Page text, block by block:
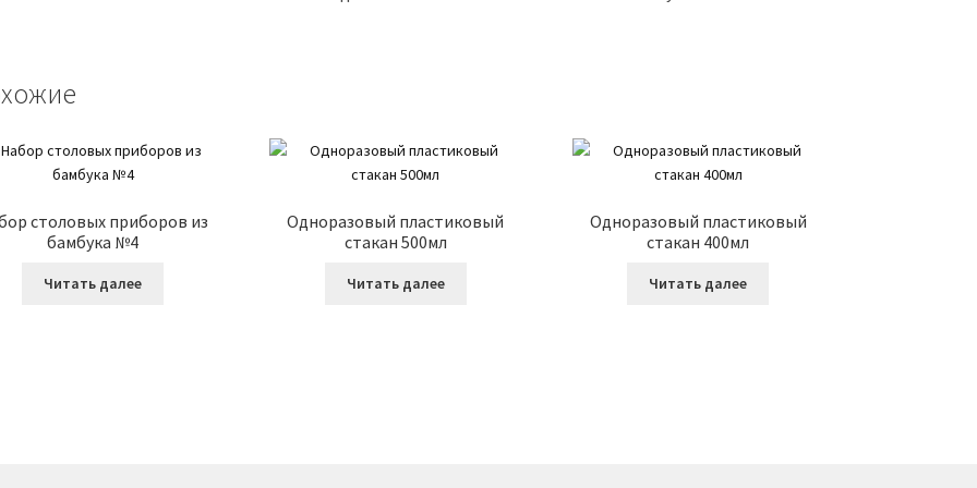
столовых приборов из
бамбука №4
Читать далее
Одноразовый пластиковый
стакан 500мл
Читать далее
Одноразовый пластиковый
стакан 400мл
Читать далее